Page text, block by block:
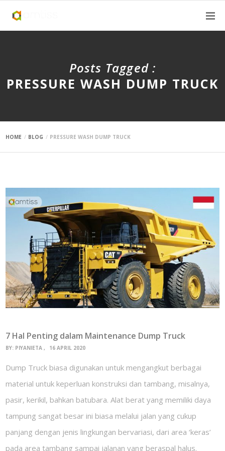
Posts Tagged :
PRESSURE WASH DUMP TRUCK
HOME BLOG PRESSURE WASH DUMP TRUCK
7 Hal Penting dalam Maintenance Dump Truck
BY: PIYANIETA 16 APRIL 2020
Dump Truck biasa digunakan untuk mengangkut berbagai
material untuk keperluan konstruksi dan tambang, misalnya,
pasir, kerikil, bahkan batubara. Alat berat yang memiliki daya
tampung sangat besar ini biasa melalui jalan yang cukup
panjang dengan jenis lingkungan bervariasi, dari area ‘keras’
pada area tambang sampai jalanan yang beraspal halus.